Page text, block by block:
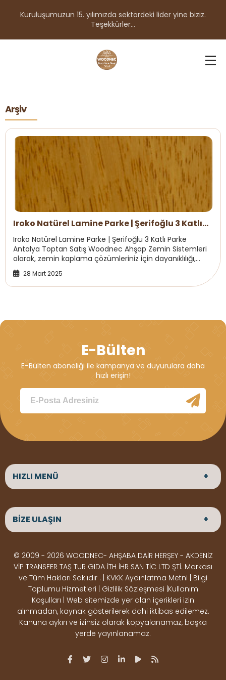
Kuruluşumuzun 15. yılımızda sektördeki lider yine biziz.
Teşekkürler...
Arşiv
Iroko Natürel Lamine Parke | Şerifoğlu 3 Katlı
Parke Antalya
Iroko Natürel Lamine Parke | Şerifoğlu 3 Katlı Parke
Antalya Toptan Satış Woodnec Ahşap Zemin Sistemleri
olarak, zemin kaplama çözümleriniz için dayanıklılığı,
estetiği ve doğal görünümü bir arada sun...
28 Mart 2025
E-Bülten
E-Bülten aboneliği ile kampanya ve duyurulara daha
hızlı erişin!
HIZLI MENÜ
ANASAYFA
HAKKIMIZDA
ÜRÜNLER
Çeşitlerimiz
Çeşitlerimiz
Kereste
Çeşitlerimiz
Ahşap
Pergole
Ürünler
Deck Montaj
Ahşap
Dekorasyon
OSB,
BİZE ULAŞIN
BİZE ULAŞIN
Altınkale mah Osmangazi cad. no 355 Döşemealtı
Antalya
ÇALIŞMA SAATLERİ
Hafta içi : Haftaiçi 09:00 - 18:00
Hafta sonu : Cumartesi 10:00 - 15:00
İLETİŞİM
© 2009 - 2026 WOODNEC- AHŞABA DAİR HERŞEY - AKDENİZ
VİP TRANSFER TAŞ TUR GIDA İTH İHR SAN TİC LTD ŞTİ. Markası
ve Tüm Hakları Saklıdır . | KVKK Aydınlatma Metni | Bilgi
Toplumu Hizmetleri | Gizlilik Sözleşmesi |Kullanım
Koşulları | Web sitemizde yer alan içerikleri izin
alınmadan, kaynak gösterilerek dahi iktibas edilemez.
Kanuna aykırı ve izinsiz olarak kopyalanamaz, başka
yerde yayınlanamaz.